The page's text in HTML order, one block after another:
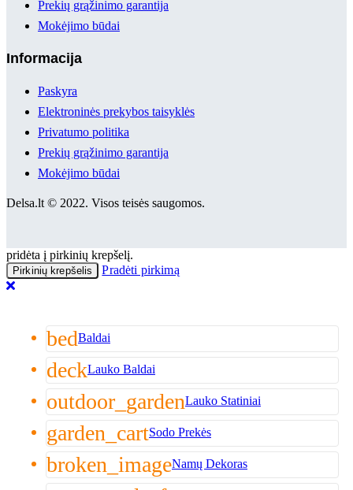
Prekių grąžinimo garantija
Mokėjimo būdai
Informacija
Paskyra
Elektroninės prekybos taisyklės
Privatumo politika
Prekių grąžinimo garantija
Mokėjimo būdai
Delsa.lt © 2022. Visos teisės saugomos.
pridėta į pirkinių krepšelį.
Pirkinių krepšelis Pradėti pirkimą
bedBaldai
deckLauko Baldai
outdoor_gardenLauko Statiniai
garden_cartSodo Prekės
broken_imageNamų Dekoras